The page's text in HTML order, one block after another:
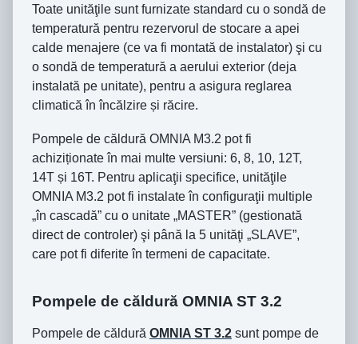
Toate unităţile sunt furnizate standard cu o sondă de
temperatură pentru rezervorul de stocare a apei
calde menajere (ce va fi montată de instalator) şi cu
o sondă de temperatură a aerului exterior (deja
instalată pe unitate), pentru a asigura reglarea
climatică în încălzire și răcire.
Pompele de căldură OMNIA M3.2 pot fi
achiziționate în mai multe versiuni: 6, 8, 10, 12T,
14T și 16T. Pentru aplicaţii specifice, unităţile
OMNIA M3.2 pot fi instalate în configuraţii multiple
„în cascadă” cu o unitate „MASTER” (gestionată
direct de controler) şi până la 5 unităţi „SLAVE”,
care pot fi diferite în termeni de capacitate.
Pompele de căldură OMNIA ST 3.2
Pompele de căldură OMNIA ST 3.2 sunt pompe de